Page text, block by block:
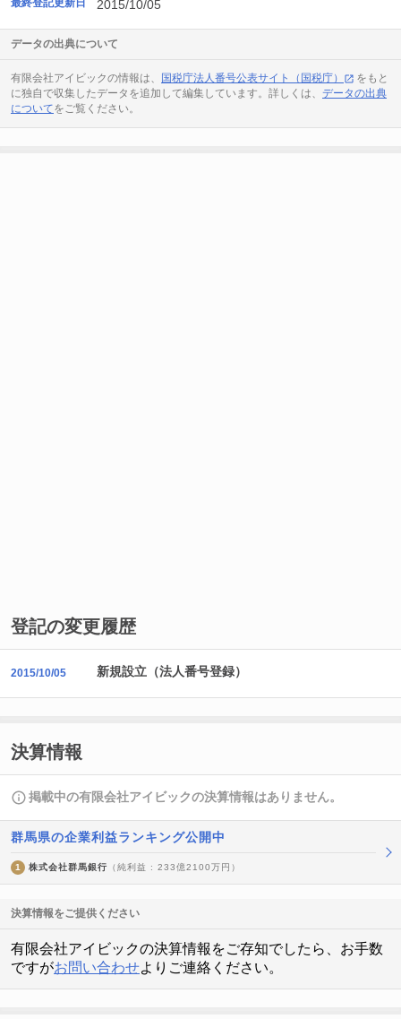
最終登記更新日 2015/10/05
データの出典について
有限会社アイビックの情報は、 国税庁法人番号公表サイト（国税庁）
をもと
に独自で収集したデータを追加して編集しています。詳しくは、 データの出典
についてをご覧ください。
登記の変更履歴
2015/10/05 新規設立（法人番号登録）
決算情報
掲載中の有限会社アイビックの決算情報はありません。
群馬県の企業利益ランキング公開中
1 株式会社群馬銀行 （純利益 : 233億2100万円）
決算情報をご提供ください
有限会社アイビックの決算情報をご存知でしたら、お手数
ですがお問い合わせよりご連絡ください。